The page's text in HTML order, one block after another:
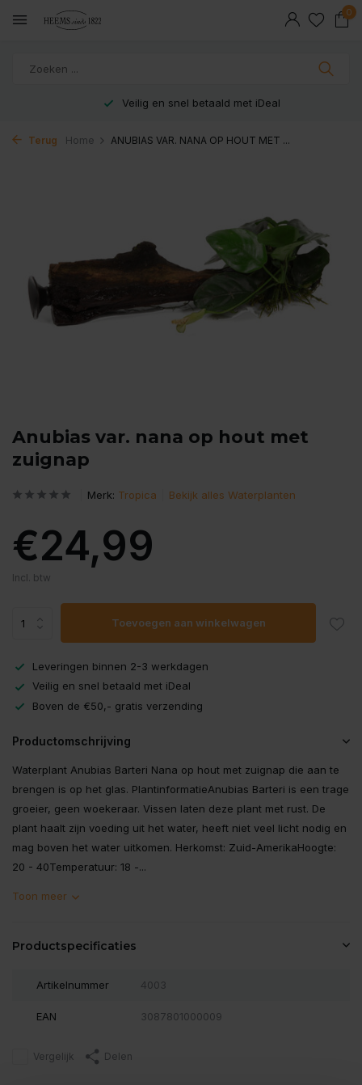
0
Veilig en snel betaald met iDeal
Terug Home ANUBIAS VAR. NANA OP HOUT MET ...
Anubias var. nana op hout met
zuignap
Merk: Tropica Bekijk alles Waterplanten
€24,99
Incl. btw
Toevoegen aan winkelwagen
Leveringen binnen 2-3 werkdagen
Veilig en snel betaald met iDeal
Boven de €50,- gratis verzending
Productomschrijving
Waterplant Anubias Barteri Nana op hout met zuignap die aan te
brengen is op het glas. PlantinformatieAnubias Barteri is een trage
groeier, geen woekeraar. Vissen laten deze plant met rust. De
plant haalt zijn voeding uit het water, heeft niet veel licht nodig en
mag boven het water uitkomen. Herkomst: Zuid-AmerikaHoogte:
20 - 40Temperatuur: 18 -...
Toon meer
Productspecificaties
Artikelnummer 4003
EAN 3087801000009
Vergelijk Delen